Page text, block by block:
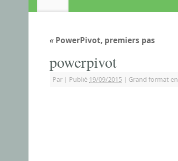
« PowerPivot, premiers pas
powerpivot
Par | Publié 19/09/2015 | Grand format en